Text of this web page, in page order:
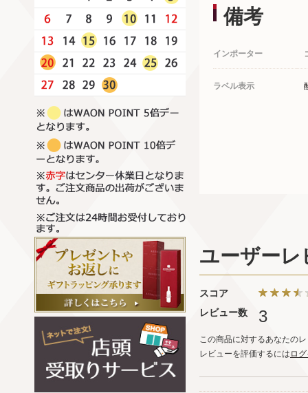
備考
インポーター
ラベル表示
ユーザーレ
スコア
レビュー数
3
この商品に対するあなたの
レビューを評価するには ロ